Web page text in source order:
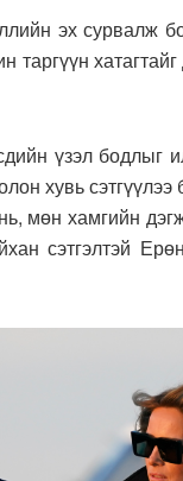
эх сурвалж
үзэл бодлыг
хувь
мөн хамгийн
сэтгэлтэй